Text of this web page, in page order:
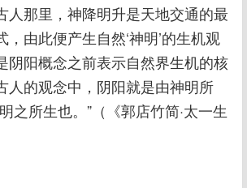
人那里，神降明升是天地交通的最
由此便产生自然‘神明’的生机观
阴阳概念之前表示自然界生机的核
人的观念中，阴阳就是由神明所
之所生也。”（《郭店竹简·太一生